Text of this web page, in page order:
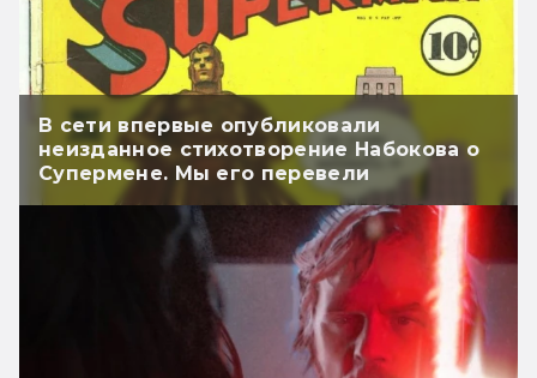
В сети впервые опубликовали
неизданное стихотворение Набокова о
Супермене. Мы его перевели